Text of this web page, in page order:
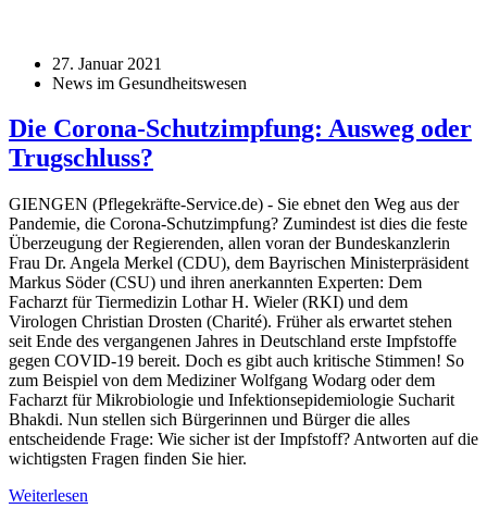
27. Januar 2021
News im Gesundheitswesen
Die Corona-Schutzimpfung: Ausweg oder
Trugschluss?
GIENGEN (Pflegekräfte-Service.de) - Sie ebnet den Weg aus der
Pandemie, die Corona-Schutzimpfung? Zumindest ist dies die feste
Überzeugung der Regierenden, allen voran der Bundeskanzlerin
Frau Dr. Angela Merkel (CDU), dem Bayrischen Ministerpräsident
Markus Söder (CSU) und ihren anerkannten Experten: Dem
Facharzt für Tiermedizin Lothar H. Wieler (RKI) und dem
Virologen Christian Drosten (Charité). Früher als erwartet stehen
seit Ende des vergangenen Jahres in Deutschland erste Impfstoffe
gegen COVID-19 bereit. Doch es gibt auch kritische Stimmen! So
zum Beispiel von dem Mediziner Wolfgang Wodarg oder dem
Facharzt für Mikrobiologie und Infektionsepidemiologie Sucharit
Bhakdi. Nun stellen sich Bürgerinnen und Bürger die alles
entscheidende Frage: Wie sicher ist der Impfstoff? Antworten auf die
wichtigsten Fragen finden Sie hier.
Weiterlesen